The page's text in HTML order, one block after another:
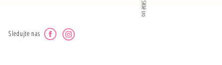
Sledujte nas